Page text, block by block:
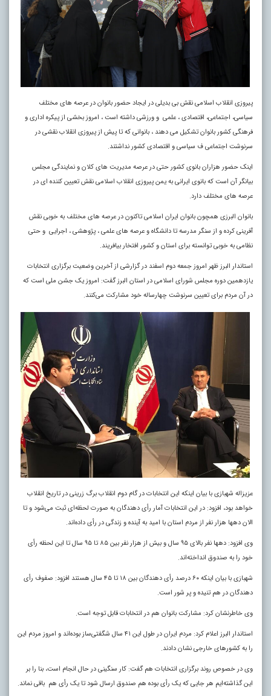
پیروزی انقلاب اسلامی نقش بی بدیلی در ایجاد حضور بانوان در عرصه های مختلف
سیاسی، اجتماعی، اقتصادی ، علمی و ورزشی داشته است ، امروز بخشی از پیکره اداری و
فرهنگی کشور بانوان تشکیل می دهند ، بانوانی که تا پیش از پیروزی انقلاب نقشی در
سرنوشت اجتماعی ف سیاسی و اقتصادی کشور نداشتند.
اینک حضور هزاران بانوی کشور حتی در عرصه مدیریت های کلان و نمایندگی مجلس
بیانگر آن است که بانوی ایرانی به یمن پیروزی انقلاب اسلامی نقش تعیین کننده ای در
عرصه های مختلف دارد.
بانوان البرزی همچون بانوان ایران اسلامی تاکنون در عرصه های مختلف به خوبی نقش
آفرینی کرده و از سنگر مدرسه تا دانشگاه و عرصه های علمی ، پژوهشی ، اجرایی و حتی
نظامی به خوبی توانسته برای استان و کشور افتخار بیافریند.
استاندار البرز ظهر امروز جمعه دوم اسفند در گزارشی از آخرین وضعیت برگزاری انتخابات
یازدهمین دوره مجلس شورای اسلامی در استان البرز گفت: امروز یک جشن ملی است که
در آن مردم برای تعیین سرنوشت چهارساله خود مشارکت می‌کنند.
عزیزاله شهبازی با بیان اینکه این انتخابات در گام دوم انقلاب برگ زرینی در تاریخ انقلاب
خواهد بود، افزود: در این انتخابات آمار رأی دهندگان به صورت لحظه‌ای ثبت می‌شود و تا
الان دهها هزار نفر از مردم استان با امید به آینده و زندگی در رأی داده‌اند.
وی افزود: دهها نفر بالای ۹۵ سال و بیش از هزار نفر بین ۸۵ تا ۹۵ سال تا این لحظه رأی
خود را به صندوق انداخته‌اند.
شهبازی با بیان اینکه ۶۰ درصد رأی دهندگان بین ۱۸ تا ۴۵ سال هستند افزود: صفوف رأی
دهندگان در هم تنیده و پر شور است.
وی خاطرنشان کرد: مشارکت بانوان هم در انتخابات قابل توجه است.
استاندار البرز اعلام کرد: مردم ایران در طول این ۴۱ سال شگفتی‌ساز بوده‌اند و امروز مردم این
را به کشورهای خارجی نشان دادند.
وی در خصوص روند برگزاری انتخابات هم گفت: کار سنگینی در حال انجام است، بنا را بر
این گذاشته‌ایم هر جایی که یک رأی بوده هم صندوق ارسال شود تا یک رأی هم باقی نماند.